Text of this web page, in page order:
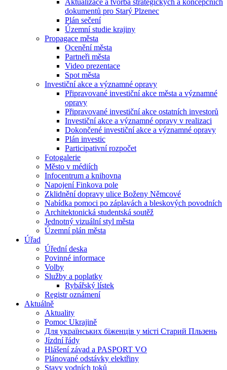
Aktualizace a tvorba strategických a koncepčních
dokumentů pro Starý Plzenec
Plán sečení
Územní studie krajiny
Propagace města
Ocenění města
Partneři města
Video prezentace
Spot města
Investiční akce a významné opravy
Připravované investiční akce města a významné
opravy
Připravované investiční akce ostatních investorů
Investiční akce a významné opravy v realizaci
Dokončené investiční akce a významné opravy
Plán investic
Participativní rozpočet
Fotogalerie
Město v médiích
Infocentrum a knihovna
Napojení Finkova pole
Zklidnění dopravy ulice Boženy Němcové
Nabídka pomoci po záplavách a bleskových povodních
Architektonická studentská soutěž
Jednotný vizuální styl města
Územní plán města
Úřad
Úřední deska
Povinné informace
Volby
Služby a poplatky
Rybářský lístek
Registr oznámení
Aktuálně
Aktuality
Pomoc Ukrajině
Для українських біженців у місті Старий Пльзень
Jízdní řády
Hlášení závad a PASPORT VO
Plánované odstávky elektřiny
Stavy vodních toků